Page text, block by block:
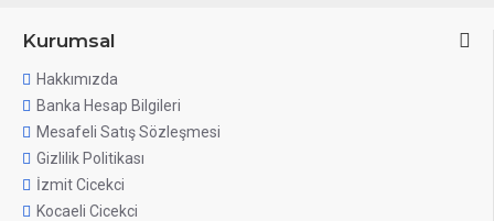
Kurumsal
Hakkımızda
Banka Hesap Bilgileri
Mesafeli Satış Sözleşmesi
Gizlilik Politikası
İzmit Cicekci
Kocaeli Cicekci